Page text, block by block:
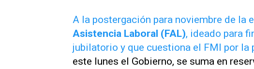
A la postergación para noviembre de la
Asistencia Laboral (FAL), ideado para
jubilatorio y que cuestiona el FMI por la
este lunes el Gobierno, se suma en